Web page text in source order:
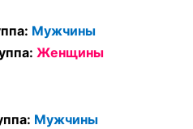
Мужчины
Женщины
Мужчины